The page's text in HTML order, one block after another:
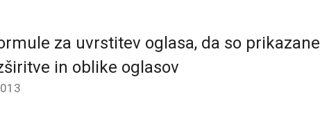
za uvrstitev oglasa, da so prikazane
in oblike oglasov